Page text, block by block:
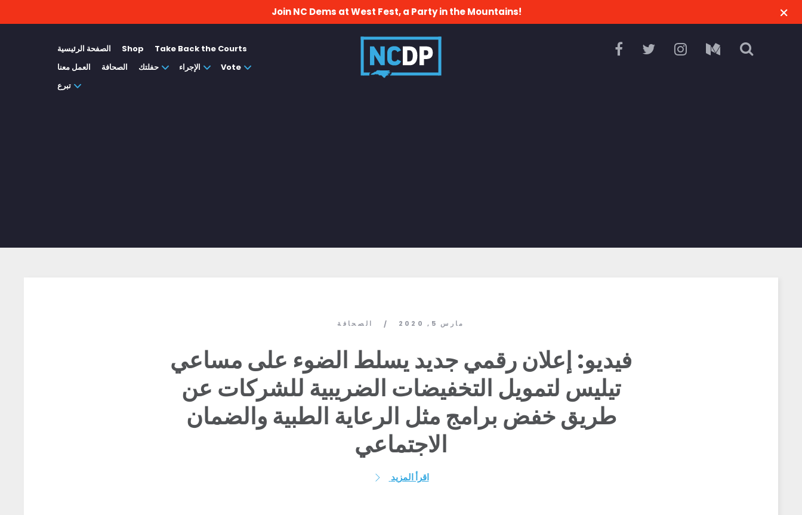
Join NC Dems at West Fest, a Party in the Mountains!
الصفحة الرئيسية Shop
Take Back the Courts
العمل معنا
الصحافة حفلتك الإجراء
Vote
تبرع
مارس 5, 2020 / الصحافة
فيديو: إعلان رقمي جديد يسلط الضوء على مساعي
تيليس لتمويل التخفيضات الضريبية للشركات عن
طريق خفض برامج مثل الرعاية الطبية والضمان
الاجتماعي
اقرأ المزيد